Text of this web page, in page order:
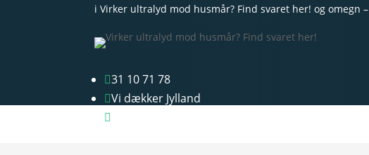
i Virker ultralyd mod husmår? Find svaret her! og omegn –
31 10 71 78
Vi dækker Jylland
